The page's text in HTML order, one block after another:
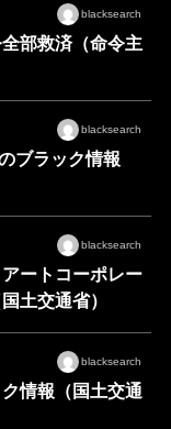
blacksearch
部救済（命令主
blacksearch
ブラック情報
blacksearch
ートコーポレー
土交通省）
blacksearch
情報（国土交通